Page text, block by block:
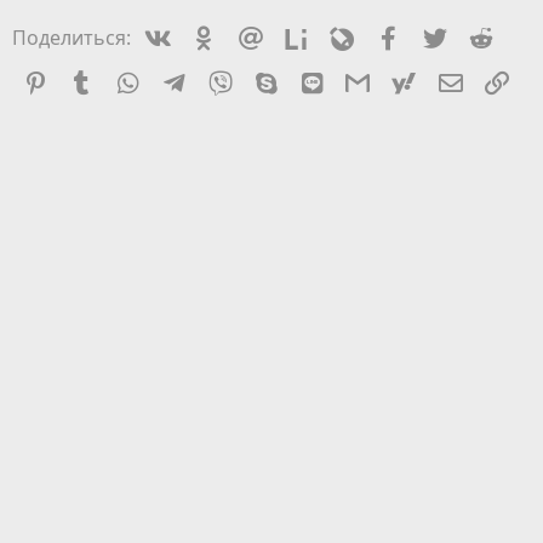
Поделиться: VkontakteOdnoklassniki
Mail.ruLiveinternetLivejournalFacebook
Twitter
Pinterest
Tumblr WhatsAppTelegram
Viber Skype LineGmailyahoomail